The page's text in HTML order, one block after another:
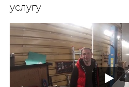
услугу